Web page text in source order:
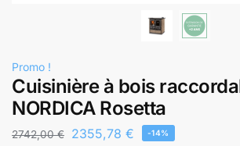
Promo !
Cuisinière à bois
NORDICA Rosetta
2742,00€ 2355,78 € -14%